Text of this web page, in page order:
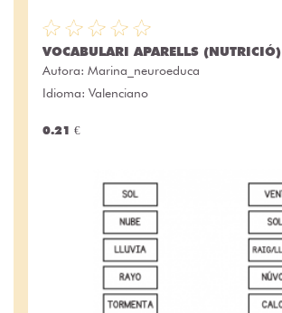
VOCABULARI APARELLS (NUTRICIÓ)
Autora: Marina_neuroeduca
Idioma: Valenciano
0.21 €